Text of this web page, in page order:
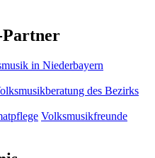
Partner
in Niederbayern
des Bezirks
Volksmusikfreunde